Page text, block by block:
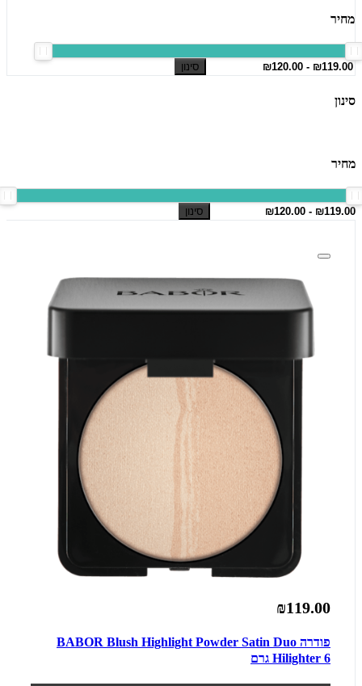
מחיר
סינון
סינון
מחיר
סינון
₪119.00
פודרה BABOR Blush Highlight Powder Satin Duo
Hilighter 6 גרם